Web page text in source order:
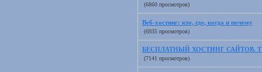
(6860 просмотров)
Веб-хостинг: кто, где, когда и почему
(6935 просмотров)
БЕСПЛАТНЫЙ ХОСТИНГ САЙТОВ.
(7141 просмотров)